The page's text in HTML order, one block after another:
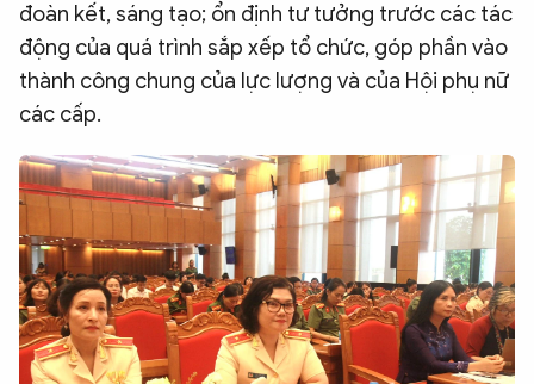
đoàn kết, sáng tạo; ổn định tư tưởng trước các tác
động của quá trình sắp xếp tổ chức, góp phần vào
thành công chung của lực lượng và của Hội phụ nữ
các cấp.